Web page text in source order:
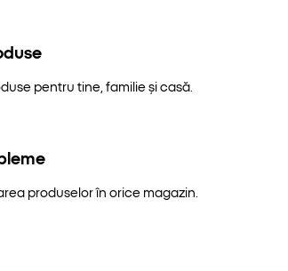
pentru tine, familie și casă.
produselor în orice magazin.